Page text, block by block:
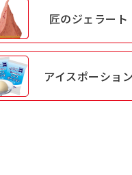
匠のジェラート
アイスポーション